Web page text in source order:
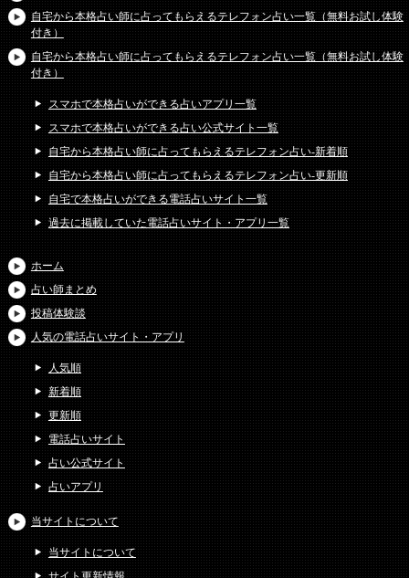
自宅から本格占い師に占ってもらえるテレフォン占い一覧（無料お試し体験
付き）
自宅から本格占い師に占ってもらえるテレフォン占い一覧（無料お試し体験
付き）
スマホで本格占いができる占いアプリ一覧
スマホで本格占いができる占い公式サイト一覧
自宅から本格占い師に占ってもらえるテレフォン占い-新着順
自宅から本格占い師に占ってもらえるテレフォン占い-更新順
自宅で本格占いができる電話占いサイト一覧
過去に掲載していた電話占いサイト・アプリ一覧
ホーム
占い師まとめ
投稿体験談
人気の電話占いサイト・アプリ
人気順
新着順
更新順
電話占いサイト
占い公式サイト
占いアプリ
当サイトについて
当サイトについて